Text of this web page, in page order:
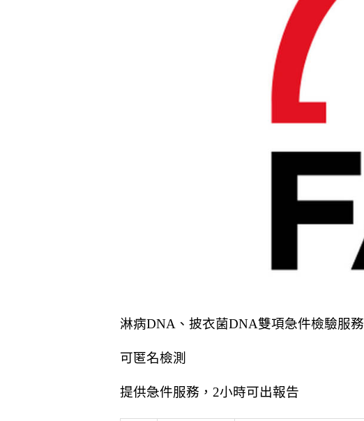
淋病DNA、披衣菌DNA雙項急件檢驗服務
可匿名檢測
提供急件服務，2小時可出報告